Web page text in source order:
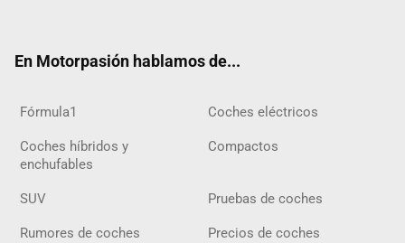
En Motorpasión hablamos de...
Fórmula1 Coches eléctricos
Coches híbridos y
enchufables
Compactos
SUV Pruebas de coches
Rumores de coches Precios de coches